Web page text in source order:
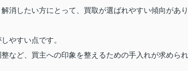
消したい方にとって、買取が選ばれやすい傾向があり
やすい点です。
など、買主への印象を整えるための手入れが求められ